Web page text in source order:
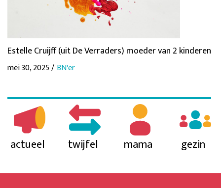
Estelle Cruijff (uit De Verraders) moeder van 2 kinderen
mei 30, 2025 / BN'er
actueel twijfel mama gezin